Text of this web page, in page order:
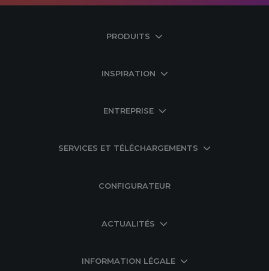
PRODUITS
INSPIRATION
ENTREPRISE
SERVICES ET TÉLÉCHARGEMENTS
CONFIGURATEUR
ACTUALITÉS
INFORMATION LÉGALE